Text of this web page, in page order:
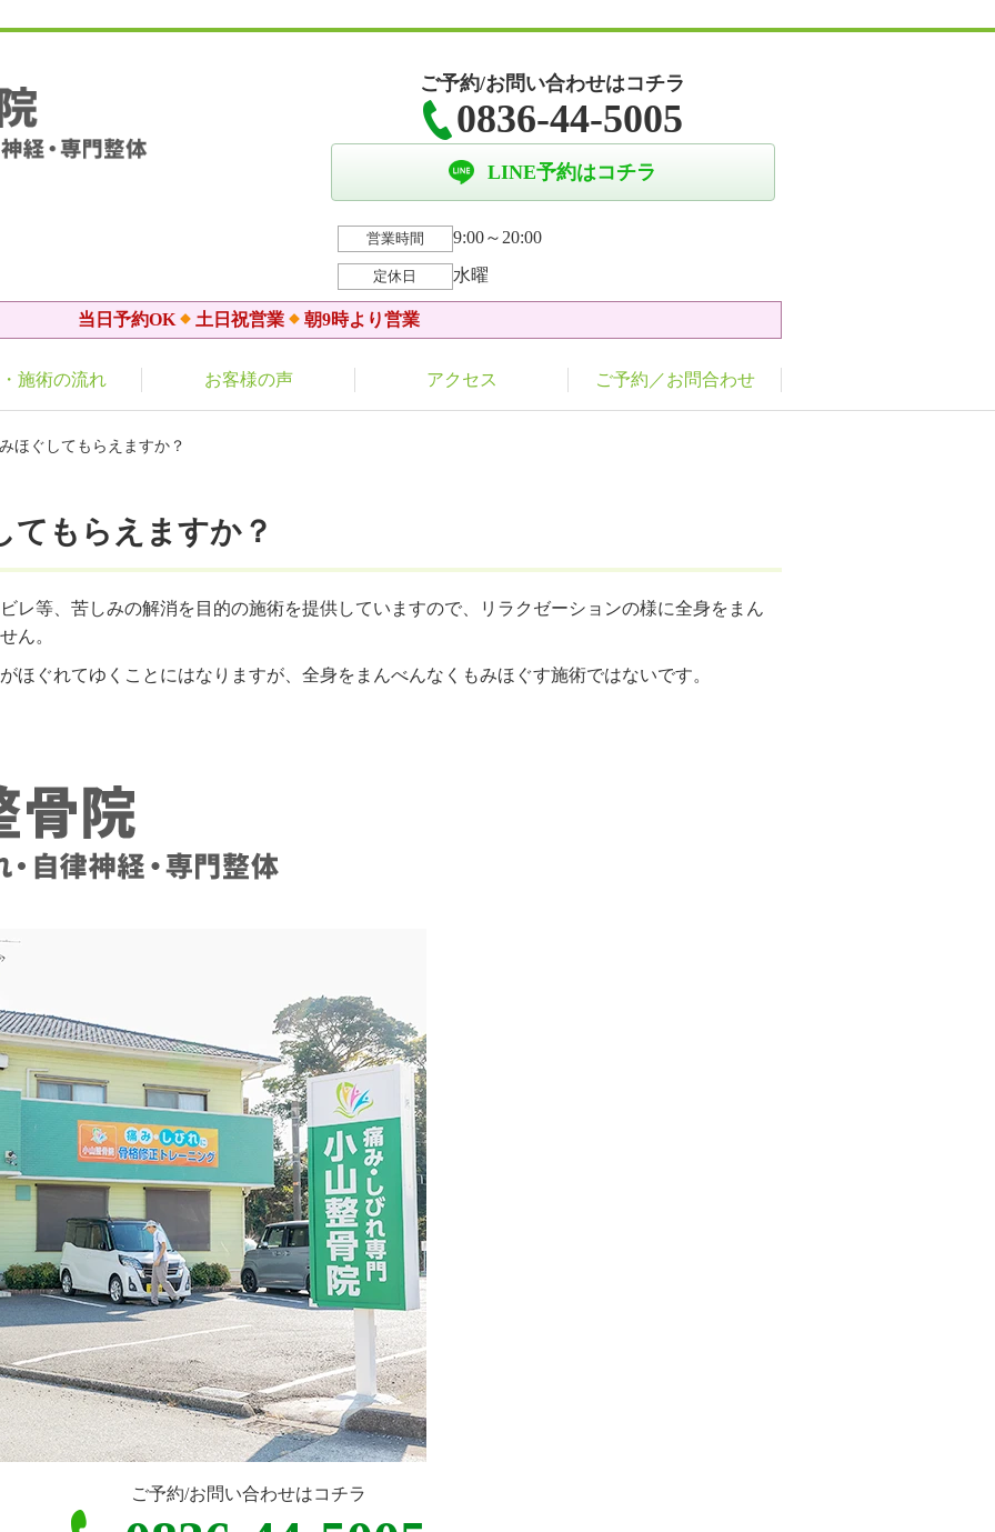
ご予約/お問い合わせはコチラ
0836-44-5005
LINE予約はコチラ
営業時間 9:00～20:00
定休日 水曜
当日予約OK 土日祝営業 朝9時より営業
施術の流れ お客様の声 アクセス ご予約／お問合わせ
ほぐしてもらえますか？
てもらえますか？
レ等、苦しみの解消を目的の施術を提供していますので、リラクゼーションの様に全身をまん
ん。
ほぐれてゆくことにはなりますが、全身をまんべんなくもみほぐす施術ではないです。
ご予約/お問い合わせはコチラ